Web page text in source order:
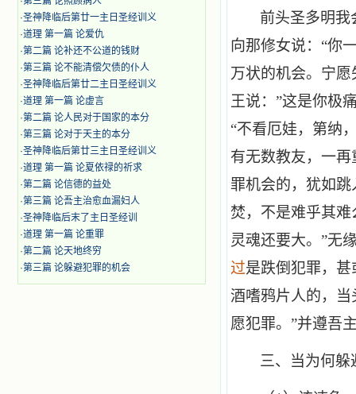
·圣神降临后第廿一主日圣经训义
·道理 第一篇 论爱仇
·第二篇 论补还不公道的钱财
·第三篇 论不能清偿欠债的仆人
·圣神降临后第廿二主日圣经训义
·道理 第一篇 论虚言
·第二篇 论人民对于国家的本分
·第三篇 论对于天主的本分
·圣神降临后第廿三主日圣经训义
·道理 第一篇 论夏依禄的祈求
·第二篇 论信德的益处
·第三篇 论吾主治愈血漏妇人
·圣神降临后末了主日圣经训
·道理 第一篇 论重罪
·第二篇 论天地终穷
·第三篇 论躲避犯罪的机会
前头圣多明我
向那修女说：“你
万状的机会。宁
王说：”这是你极
“不看厄娃，第纳
有无数教友，一
罪机会的，犹如
焚，不是难乎其
灵魂还要大。”无
过是跌倒犯罪，
酒嗜鸦片人的，
愿犯罪。”并遵吾
三、当为何躲